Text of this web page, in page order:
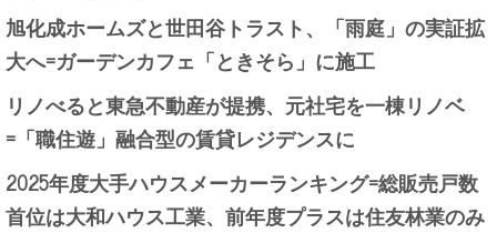
旭化成ホームズと世田谷トラスト、「雨庭」の実証拡
大へ=ガーデンカフェ「ときそら」に施工
リノべると東急不動産が提携、元社宅を一棟リノベ
=「職住遊」融合型の賃貸レジデンスに
2025年度大手ハウスメーカーランキング=総販売戸数
首位は大和ハウス工業、前年度プラスは住友林業のみ